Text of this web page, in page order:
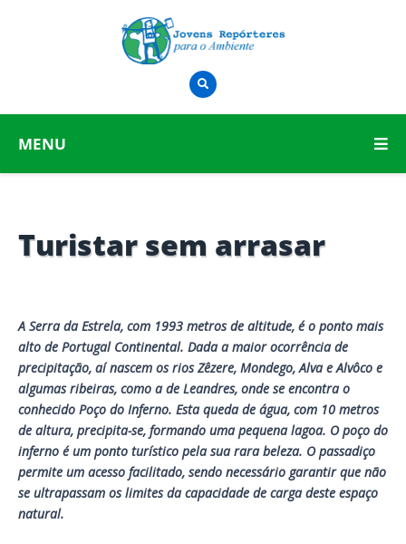
MENU
Turistar sem arrasar
A Serra da Estrela, com 1993 metros de altitude, é o ponto mais
alto de Portugal Continental. Dada a maior ocorrência de
precipitação, aí nascem os rios Zêzere, Mondego, Alva e Alvôco e
algumas ribeiras, como a de Leandres, onde se encontra o
conhecido Poço do Inferno. Esta queda de água, com 10 metros
de altura, precipita-se, formando uma pequena lagoa. O poço do
inferno é um ponto turístico pela sua rara beleza. O passadiço
permite um acesso facilitado, sendo necessário garantir que não
se ultrapassam os limites da capacidade de carga deste espaço
natural.